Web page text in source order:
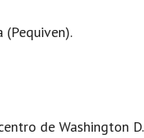
(Pequiven).
de Washington D.